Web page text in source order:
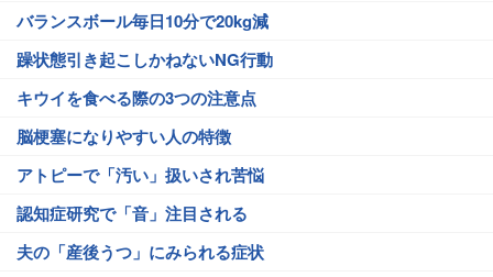
バランスボール毎日10分で20kg減
躁状態引き起こしかねないNG行動
キウイを食べる際の3つの注意点
脳梗塞になりやすい人の特徴
アトピーで「汚い」扱いされ苦悩
認知症研究で「音」注目される
夫の「産後うつ」にみられる症状